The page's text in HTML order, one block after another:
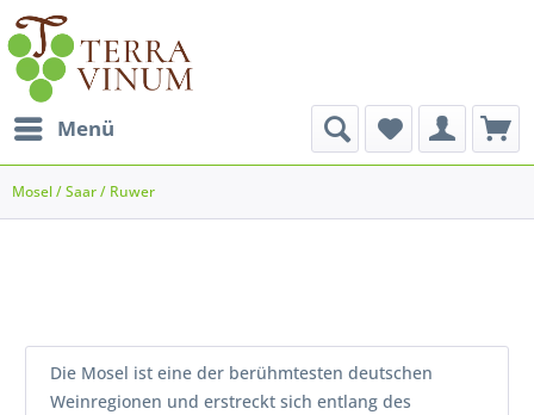
Menü
Mosel / Saar / Ruwer
Die Mosel ist eine der berühmtesten deutschen
Weinregionen und erstreckt sich entlang des